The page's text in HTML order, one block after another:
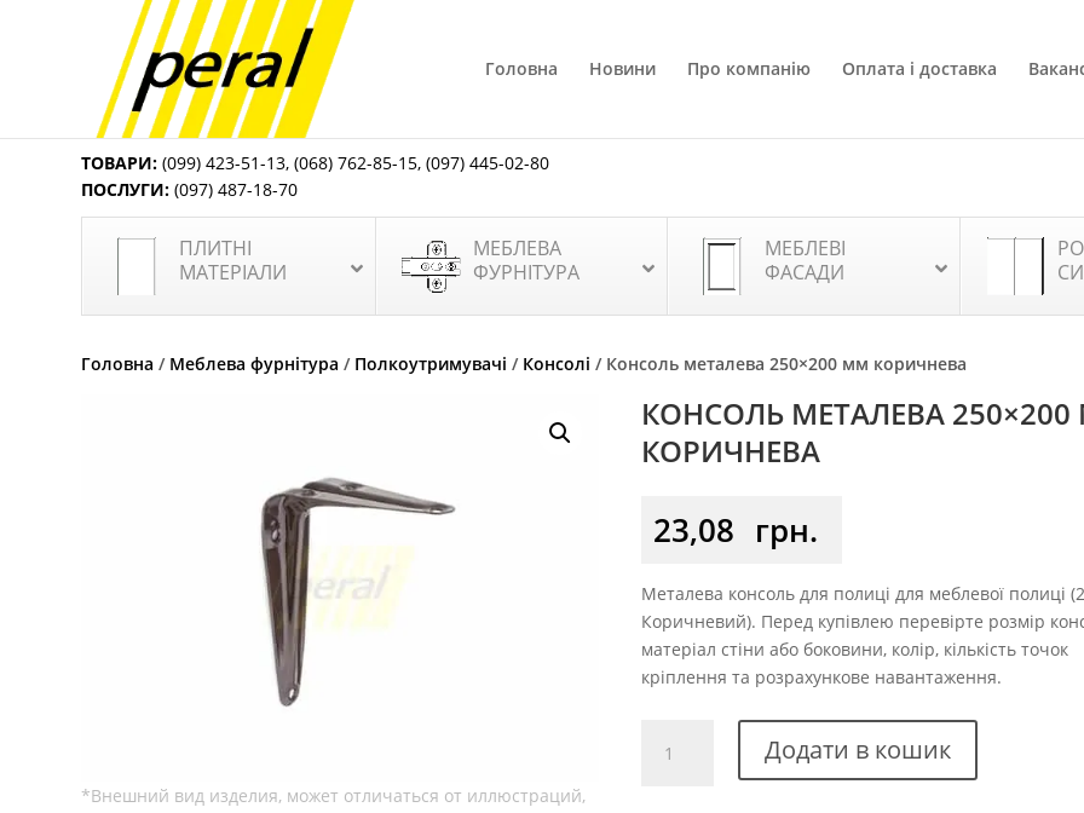
Головна Новини Про компанію Оплата і доставка
ТОВАРИ: (099) 423-51-13,(068) 762-85-15,(097) 445-02-80
ПОСЛУГИ: (097) 487-18-70
ПЛИТНІ
МАТЕРІАЛИ
МЕБЛЕВА
ФУРНІТУРА
МЕБЛЕВІ
ФАСАДИ
Головна / Меблева фурнітура / Полкоутримувачі / Консолі / Консоль металева 250×200 мм коричнева
КОНСОЛЬ МЕТАЛЕВА
КОРИЧНЕВА
23,08 грн.
Металева консоль для полиці для меблевої полиці
Коричневий). Перед купівлею перевірте розмір
матеріал стіни або боковини, колір, кількість точок
кріплення та розрахункове навантаження.
металева
Додати в кошик